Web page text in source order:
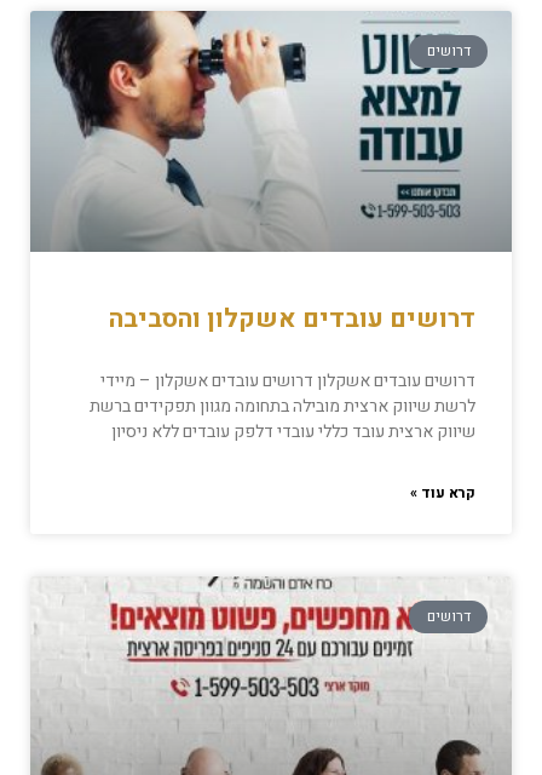
דרושים
דרושים עובדים אשקלון והסביבה
דרושים עובדים אשקלון דרושים עובדים אשקלון – מיידי
לרשת שיווק ארצית מובילה בתחומה מגוון תפקידים ברשת
שיווק ארצית עובד כללי עובדי דלפק עובדים ללא ניסיון
קרא עוד »
דרושים